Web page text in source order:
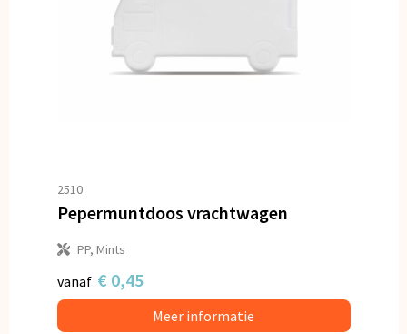
2510
Pepermuntdoos vrachtwagen
PP, Mints
vanaf € 0,45
Meer informatie